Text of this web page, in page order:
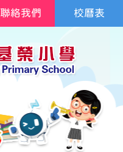
校曆表
聯絡我們